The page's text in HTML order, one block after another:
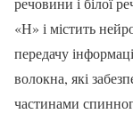
«Н» і містить
передачу
волокна, які
частинами